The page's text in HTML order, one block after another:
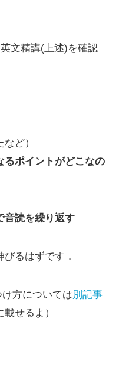
文精講(上述)を確認
ど）
るポイントがどこなの
音読を繰り返す
るはずです．
方については別記事
せるよ）